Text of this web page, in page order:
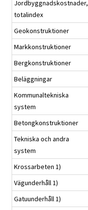
Jordbyggnadskostnader,
totalindex
Geokonstruktioner
Markkonstruktioner
Bergkonstruktioner
Beläggningar
Kommunaltekniska
system
Betongkonstruktioner
Tekniska och andra
system
Krossarbeten 1)
Vägunderhåll 1)
Gatuunderhåll 1)